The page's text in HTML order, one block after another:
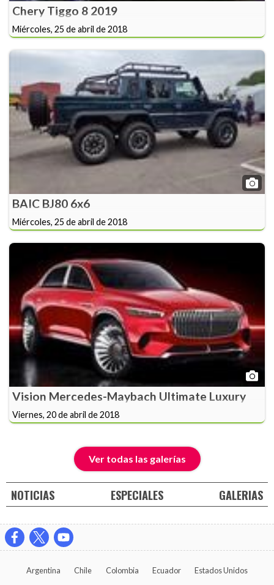
Chery Tiggo 8 2019
Miércoles, 25 de abril de 2018
BAIC BJ80 6x6
Miércoles, 25 de abril de 2018
Vision Mercedes-Maybach Ultimate Luxury
Viernes, 20 de abril de 2018
Ver todas las galerías
NOTICIAS ESPECIALES GALERIAS
Argentina Chile Colombia Ecuador Estados Unidos